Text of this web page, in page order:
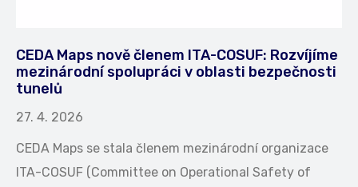
CEDA Maps nově členem ITA-COSUF: Rozvíjíme
mezinárodní spolupráci v oblasti bezpečnosti
tunelů
27. 4. 2026
CEDA Maps se stala členem mezinárodní organizace
ITA-COSUF (Committee on Operational Safety of